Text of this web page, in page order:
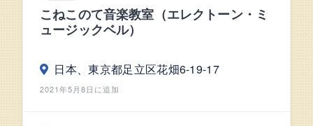
こねこのて音楽教室（エレクトーン・ミ
ュージックベル）
日本、東京都足立区花畑6-19-17
2021年5月8日に追加